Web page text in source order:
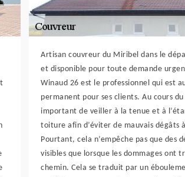
Artisan couvreur du Miribel dans le
et disponible pour toute demande
Winaud 26 est le professionnel qui est
permanent pour ses clients. Au cours
important de veiller à la tenue et à
toiture afin d’éviter de mauvais dégâts
Pourtant, cela n’empêche pas que des
visibles que lorsque les dommages ont
chemin. Cela se traduit par un